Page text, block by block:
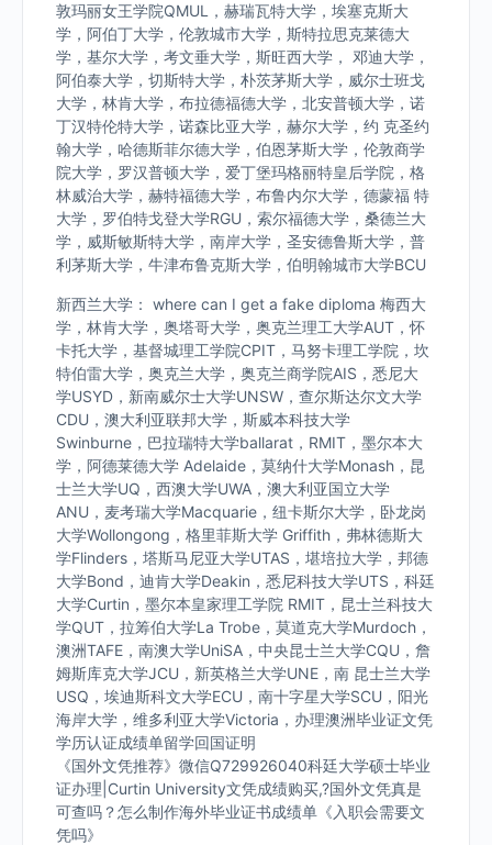
敦玛丽女王学院QMUL，赫瑞瓦特大学，埃塞克斯大
学，阿伯丁大学，伦敦城市大学，斯特拉思克莱德大
学，基尔大学，考文垂大学，斯旺西大学， 邓迪大学，
阿伯泰大学，切斯特大学，朴茨茅斯大学，威尔士班戈
大学，林肯大学，布拉德福德大学，北安普顿大学，诺
丁汉特伦特大学，诺森比亚大学，赫尔大学，约 克圣约
翰大学，哈德斯菲尔德大学，伯恩茅斯大学，伦敦商学
院大学，罗汉普顿大学，爱丁堡玛格丽特皇后学院，格
林威治大学，赫特福德大学，布鲁内尔大学，德蒙福 特
大学，罗伯特戈登大学RGU，索尔福德大学，桑德兰大
学，威斯敏斯特大学，南岸大学，圣安德鲁斯大学，普
利茅斯大学，牛津布鲁克斯大学，伯明翰城市大学BCU
新西兰大学： where can I get a fake diploma 梅西大
学，林肯大学，奥塔哥大学，奥克兰理工大学AUT，怀
卡托大学，基督城理工学院CPIT，马努卡理工学院，坎
特伯雷大学，奥克兰大学，奥克兰商学院AIS，悉尼大
学USYD，新南威尔士大学UNSW，查尔斯达尔文大学
CDU，澳大利亚联邦大学，斯威本科技大学
Swinburne，巴拉瑞特大学ballarat，RMIT，墨尔本大
学，阿德莱德大学 Adelaide，莫纳什大学Monash，昆
士兰大学UQ，西澳大学UWA，澳大利亚国立大学
ANU，麦考瑞大学Macquarie，纽卡斯尔大学，卧龙岗
大学Wollongong，格里菲斯大学 Griffith，弗林德斯大
学Flinders，塔斯马尼亚大学UTAS，堪培拉大学，邦德
大学Bond，迪肯大学Deakin，悉尼科技大学UTS，科廷
大学Curtin，墨尔本皇家理工学院 RMIT，昆士兰科技大
学QUT，拉筹伯大学La Trobe，莫道克大学Murdoch，
澳洲TAFE，南澳大学UniSA，中央昆士兰大学CQU，詹
姆斯库克大学JCU，新英格兰大学UNE，南 昆士兰大学
USQ，埃迪斯科文大学ECU，南十字星大学SCU，阳光
海岸大学，维多利亚大学Victoria，办理澳洲毕业证文凭
学历认证成绩单留学回国证明
《国外文凭推荐》微信Q729926040科廷大学硕士毕业
证办理|Curtin University文凭成绩购买,?国外文凭真是
可查吗？怎么制作海外毕业证书成绩单《入职会需要文
凭吗》